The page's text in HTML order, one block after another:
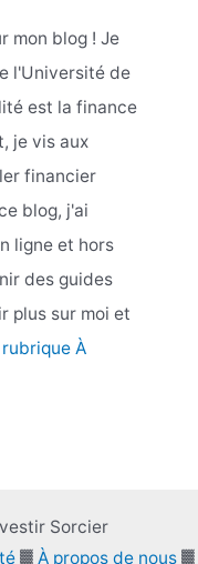
mon blog ! Je
l'Université de
est la finance
je vis aux
financier
blog, j'ai
ligne et hors
des guides
plus sur moi et
À
Sorcier
▓ À propos de nous▓